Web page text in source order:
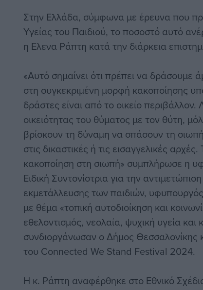
Στην Ελλάδα, σύμφωνα με έρευνα που
Υγείας του Παιδιού, το ποσοστό αυτό
η Ελενα Ράπτη κατά την διάρκεια
«Αυτό σημαίνει ότι πρέπει να δράσουμε
στη συγκεκριμένη μορφή κακοποίησης
δράστες είναι από το οικείο
οικειότητας του θύματος με τον θύτη,
βρίσκουν τη δύναμη να σπάσουν τη
στις δικαστικές ή τις εισαγγελικές
κακοποίηση στη σιωπή» συμπλήρωσε η
Ειδική Συντονίστρια για την
εκμετάλλευσης των παιδιών,
με θέμα «τοπική αυτοδιοίκηση και
εθελοντισμός, νεολαία, ψυχική υγεία και
συνδιοργάνωσαν ο Δήμος Θεσσαλονίκης
του Connected We Stand Festival 2024.
Η κ. Ράπτη αναφέρθηκε στο Εθνικό